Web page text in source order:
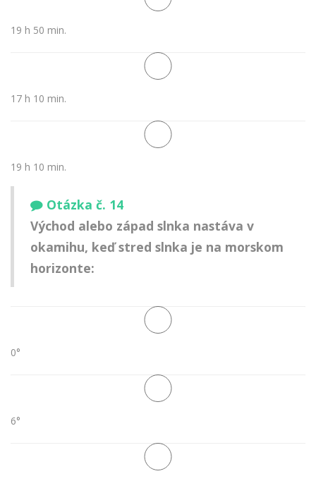
19 h 50 min.
17 h 10 min.
19 h 10 min.
Otázka č. 14
Východ alebo západ slnka nastáva v
okamihu, keď stred slnka je na morskom
horizonte:
0°
6°